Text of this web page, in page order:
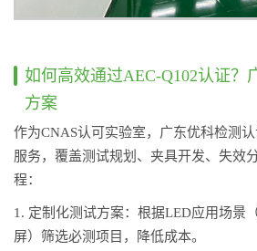
如何高效通过AEC-Q102认证？
方案
作为CNAS认可实验室，广东优科检测
服务，覆盖测试规划、夹具开发、失效
程：
1. 定制化测试方案：根据LED应用场景
屏）筛选必测项目，降低成本。